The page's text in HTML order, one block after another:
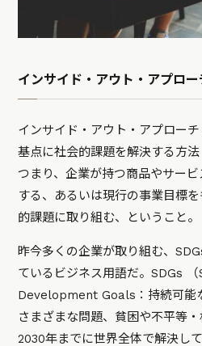
イ ンサイド・アウト・アプロー
インサイド・アウト・アプロー
基点に社会的課題を解決する方法
つまり、企業が持つ商品やサー
する、あるいは現行の事業目標
的課題に取り組む、ということ。
昨今多くの企業が取り組む、
ているビジネス用語だ。SDGs
Development Goals：持続可能
さまざまな問題、貧困や不平等
2030年までに世界全体で解決し